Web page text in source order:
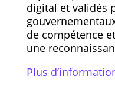
digital et validés
de compétence
une
Plus